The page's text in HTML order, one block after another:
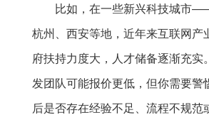
比如，在一些新兴科技城市
杭州、西安等地，近年来互联网产
府扶持力度大，人才储备逐渐充实
发团队可能报价更低，但你需要警
后是否存在经验不足、流程不规范